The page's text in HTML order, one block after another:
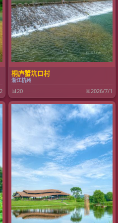
桐庐蟹坑口村
浙江杭州
📊 20 📅2026/7/1